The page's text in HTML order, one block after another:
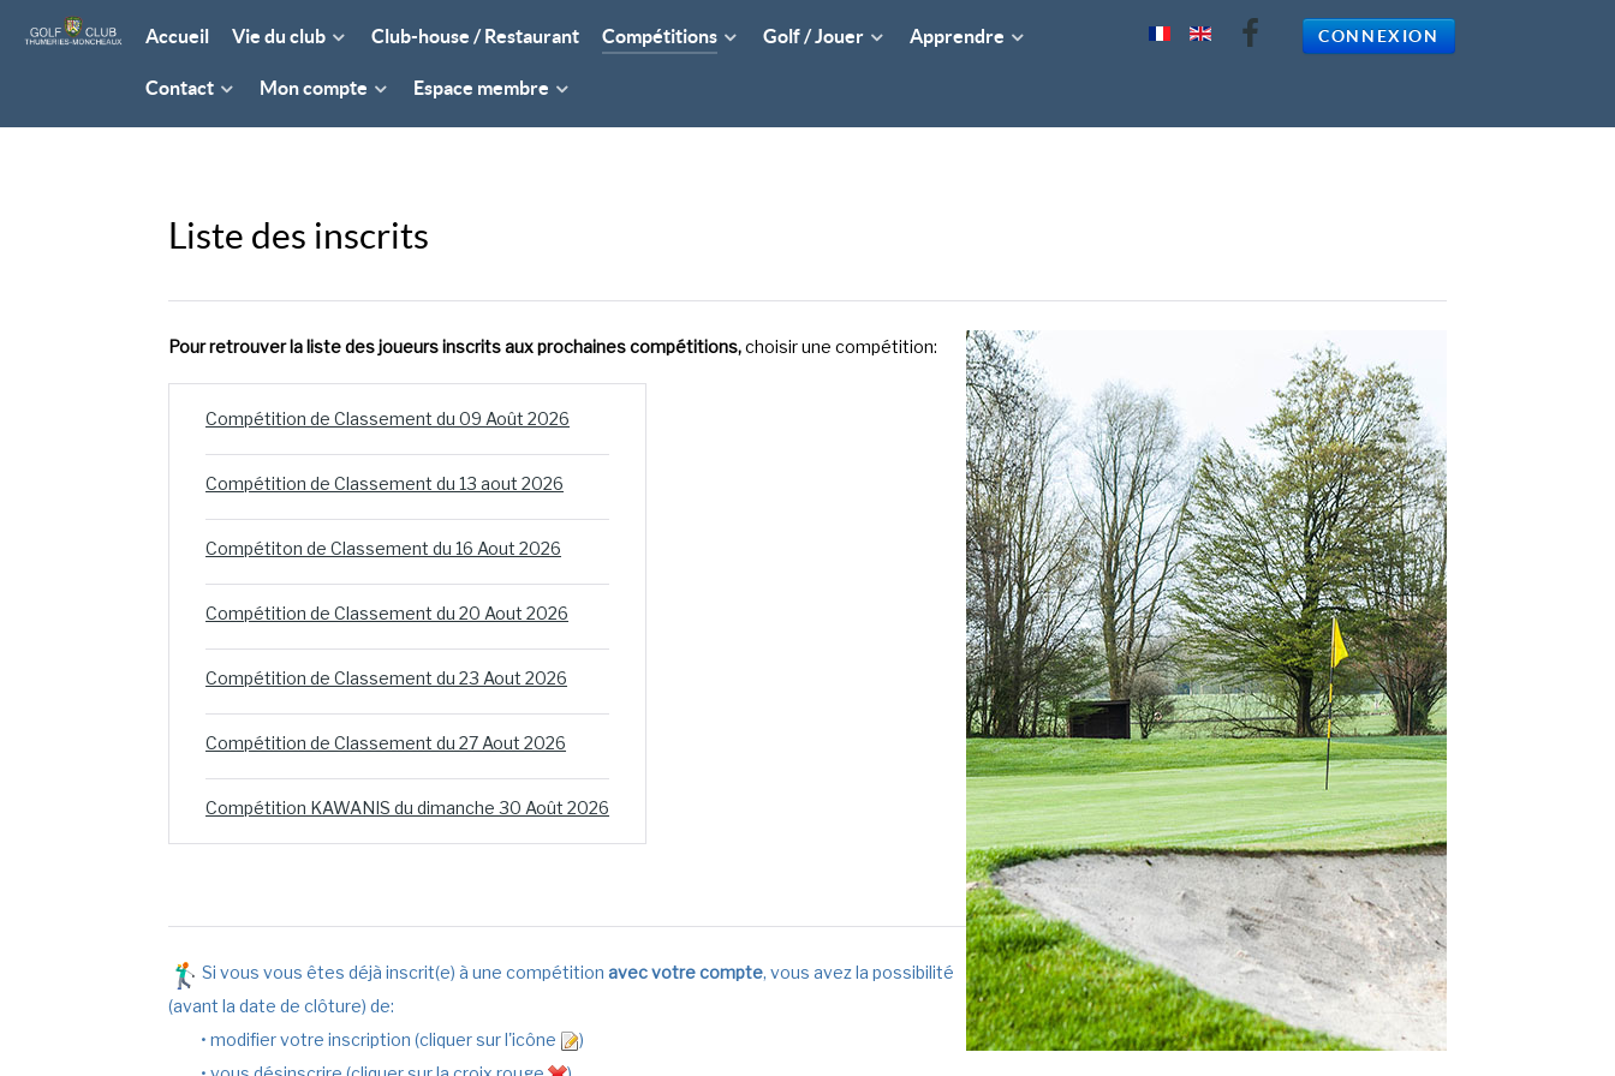
Accueil Vie du club Club-house / Restaurant Compétitions Golf / Jouer Apprendre
Contact Mon compte Espace membre
CONNEXION
Liste des inscrits
Pour retrouver la liste des joueurs inscrits aux prochaines compétitions,choisir une compétition:
Compétition de Classement du 09 Août 2026
Compétition de Classement du 13 aout 2026
Compétiton de Classement du 16 Aout 2026
Compétition de Classement du 20 Aout 2026
Compétition de Classement du 23 Aout 2026
Compétition de Classement du 27 Aout 2026
Compétition KAWANIS du dimanche 30 Août 2026
Si vous vous êtes déjà inscrit(e) à une compétitionavec votre compte, vous avez la possibilité
(avant la date de clôture) de:
• modifier votre inscription (cliquer sur l'icône
)